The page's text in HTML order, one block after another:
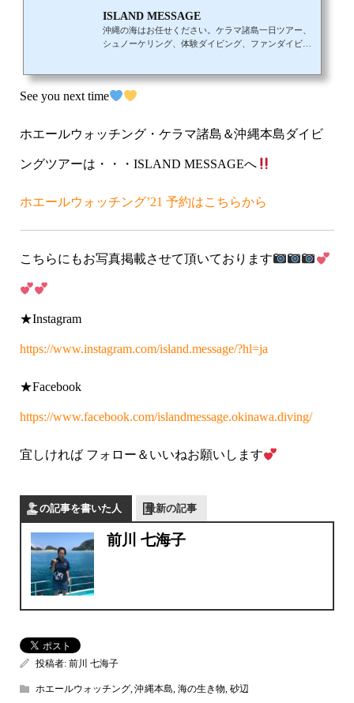
ISLAND MESSAGE
沖縄の海はお任せください。ケラマ諸島一日ツアー、
シュノーケリング、体験ダイビング、ファンダイビン
See you next time
ホエールウォッチング・ケラマ諸島＆沖縄本島ダイビ
ングツアーは・・・ISLAND MESSAGEへ
ホエールウォッチング’21 予約はこちらから
こちらにもお写真掲載させて頂いております
★Instagram
https://www.instagram.com/island.message/?hl=ja
★Facebook
https://www.facebook.com/islandmessage.okinawa.diving/
宜しければ フォロー＆いいねお願いします
この記事を書いた人 最新の記事
前川 七海子
投稿者: 前川 七海子
ホエールウォッチング,沖縄本島, 海の生き物, 砂辺